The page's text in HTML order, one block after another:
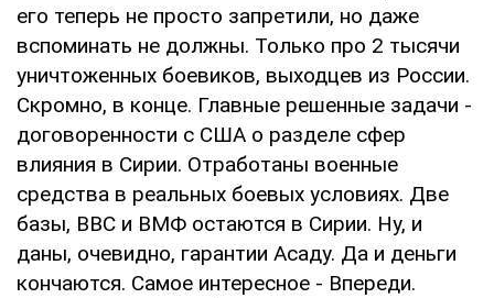
его теперь не просто запретили, но даже
вспоминать не должны. Только про 2 тысячи
уничтоженных боевиков, выходцев из России.
Скромно, в конце. Главные решенные задачи -
договоренности с США о разделе сфер
влияния в Сирии. Отработаны военные
средства в реальных боевых условиях. Две
базы, ВВС и ВМФ остаются в Сирии. Ну, и
даны, очевидно, гарантии Асаду. Да и деньги
кончаются. Самое интересное - Впереди.